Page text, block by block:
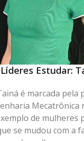
Estudar:
é marcada pela
Mecatrônica
de mulheres
se mudou com a